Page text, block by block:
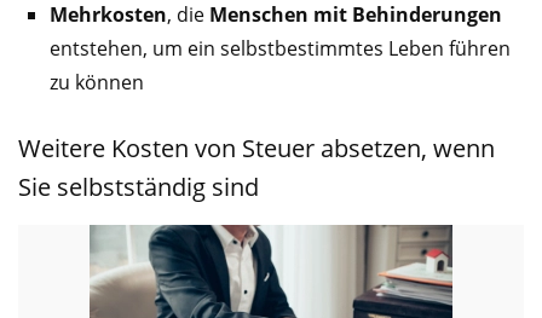
Mehrkosten, die Menschen mit Behinderungen
entstehen, um ein selbstbestimmtes Leben führen
zu können
Weitere Kosten von Steuer absetzen, wenn
Sie selbstständig sind